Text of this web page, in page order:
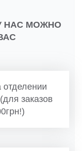
НАС МОЖНО
заказов